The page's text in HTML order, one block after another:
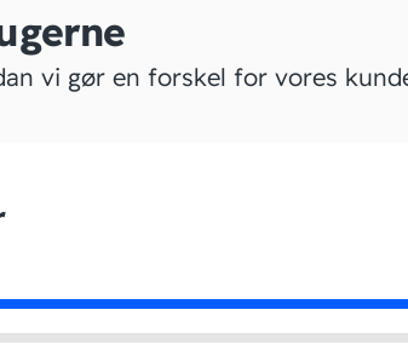
vi gør en forskel for vores